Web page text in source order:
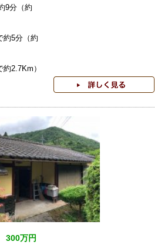
9分（約
約5分（約
2.7Km）
300万円